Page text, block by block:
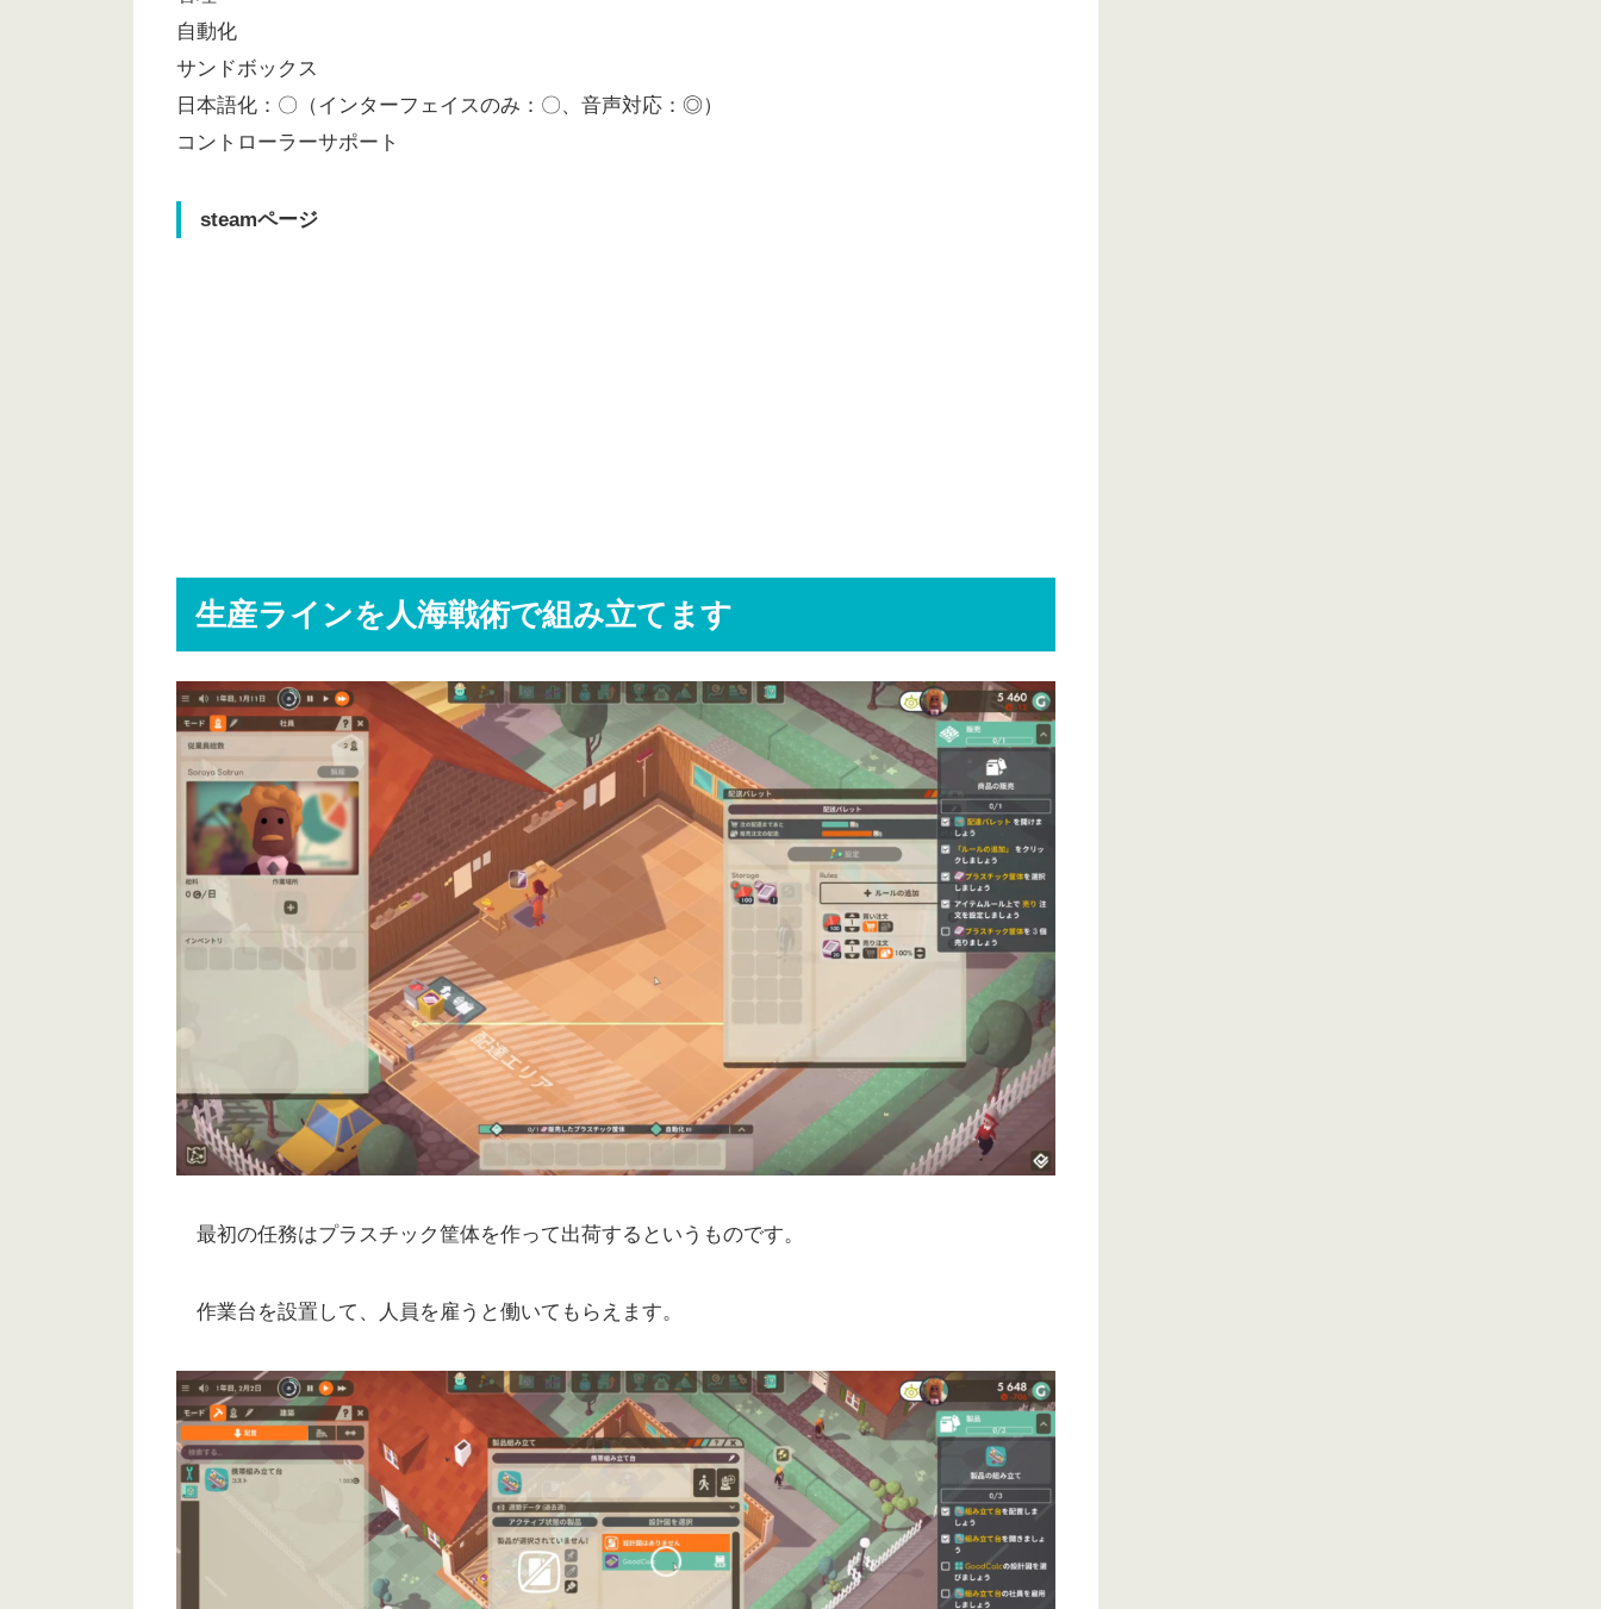
自動化
サンドボックス
日本語化：〇（インターフェイスのみ：〇、音声対応：◎）
コントローラーサポート
steamページ
生産ラインを人海戦術で組み立てます
最初の任務はプラスチック筐体を作って出荷するというものです。
作業台を設置して、人員を雇うと働いてもらえます。